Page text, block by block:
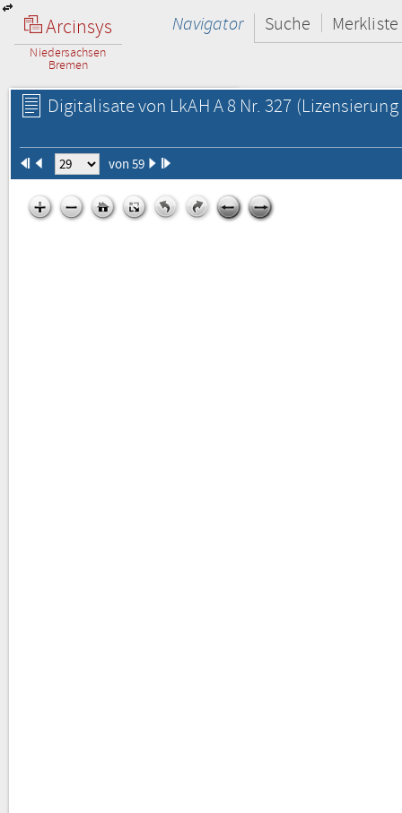
Arcinsys
Niedersachsen
Bremen
Navigator Suche Merkliste
Digitalisate von LkAH A 8 Nr. 327
von 59